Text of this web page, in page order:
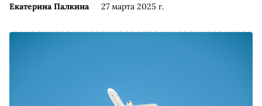
Екатерина Палкина 27 марта 2025 г.